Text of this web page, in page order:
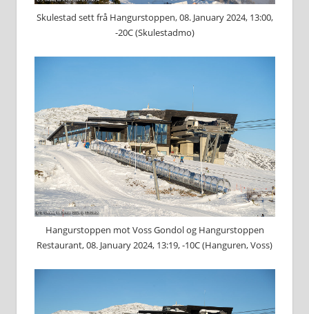
Skulestad sett frå Hangurstoppen, 08. January 2024, 13:00,
-20C (Skulestadmo)
Hangurstoppen mot Voss Gondol og Hangurstoppen
Restaurant, 08. January 2024, 13:19, -10C (Hanguren, Voss)